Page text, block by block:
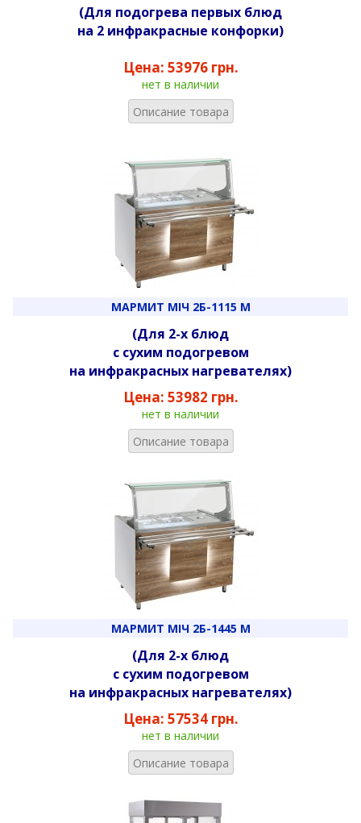
(Для подогрева первых блюд
на 2 инфракрасные конфорки)
Цена: 53976 грн.
нет в наличии
Описание товара
МАРМИТ МІЧ 2Б-1115 М
(Для 2-х блюд
с сухим подогревом
на инфракрасных нагревателях)
Цена: 53982 грн.
нет в наличии
Описание товара
МАРМИТ МІЧ 2Б-1445 М
(Для 2-х блюд
с сухим подогревом
на инфракрасных нагревателях)
Цена: 57534 грн.
нет в наличии
Описание товара